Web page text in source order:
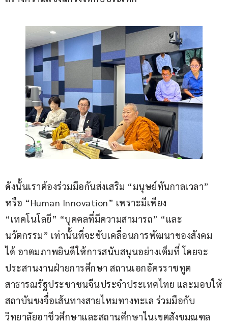
ดังนั้นเราต้องร่วมมือกันส่งเสริม “มนุษย์ทันกาลเวลา”
หรือ “Human Innovation” เพราะมีเพียง
“เทคโนโลยี” “บุคคลที่มีความสามารถ” “และ
นวัตกรรม” เท่านั้นที่จะขับเคลื่อนการพัฒนาของสังคม
ได้ อาตมภาพยินดีให้การสนับสนุนอย่างเต็มที่ โดยจะ
ประสานงานฝ่ายการศึกษา สถานเอกอัครราชทูต
สาธารณรัฐประชาชนจีนประจำประเทศไทย และมอบให้
สถาบันขงจื่อเส้นทางสายไหมทางทะเล ร่วมมือกับ
วิทยาลัยอาชีวศึกษาและสถานศึกษาในเขตสังขมณฑล